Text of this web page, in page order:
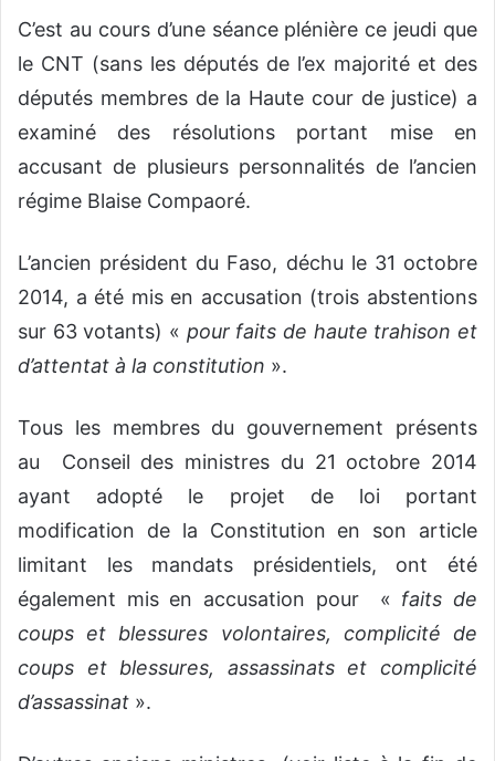
C’est au cours d’une séance plénière ce jeudi que
le CNT (sans les députés de l’ex majorité et des
députés membres de la Haute cour de justice) a
examiné des résolutions portant mise en
accusant de plusieurs personnalités de l’ancien
régime Blaise Compaoré.
L’ancien président du Faso, déchu le 31 octobre
2014, a été mis en accusation (trois abstentions
sur 63 votants) « pourfaits de haute trahison et
d’attentat à la constitution ».
Tous les membres du gouvernement présents
au Conseil des ministres du 21 octobre 2014
ayant adopté le projet de loi portant
modification de la Constitution en son article
limitant les mandats présidentiels, ont été
également mis en accusation pour « faits de
coups et blessures volontaires, complicité de
coups et blessures, assassinats et complicité
d’assassinat ».